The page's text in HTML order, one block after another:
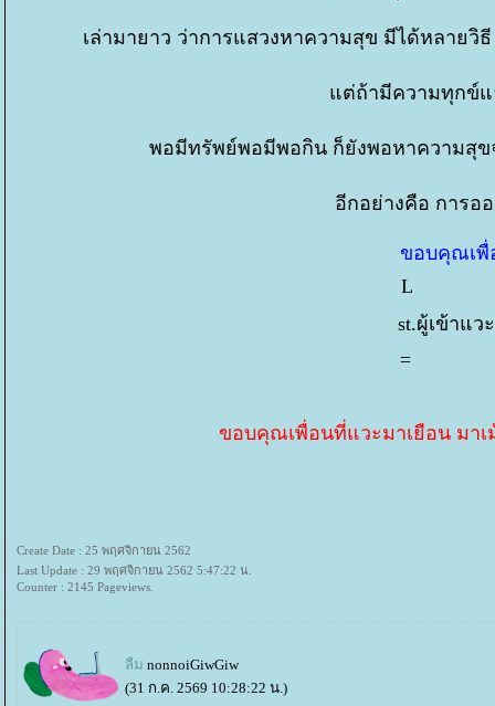
เล่ามายาว ว่าการแสวงหาความสุข มีได้หลายวิ
ต่ถ้ามีความทุกข์แ
พอมีทรัพย์พอมีพอกิน ก็ยังพอหาความสุข
อีกอย่างคือ การอ
ขอบคุณเพื่
L
st.ผู้เข้าแว
=
ขอบคุณเพื่อนที่แวะมาเยือน มา
Create Date : 25 พฤศจิกายน 2562
Last Update : 29 พฤศจิกายน 2562 5:47:22 น.
Counter : 2145 Pageviews.
ลืม nonnoiGiwGiw
(31 ก.ค. 2569 10:28:22 น.)